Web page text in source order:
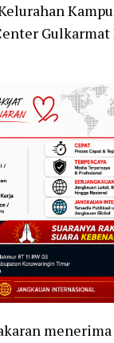
Gulkarmat
menerima